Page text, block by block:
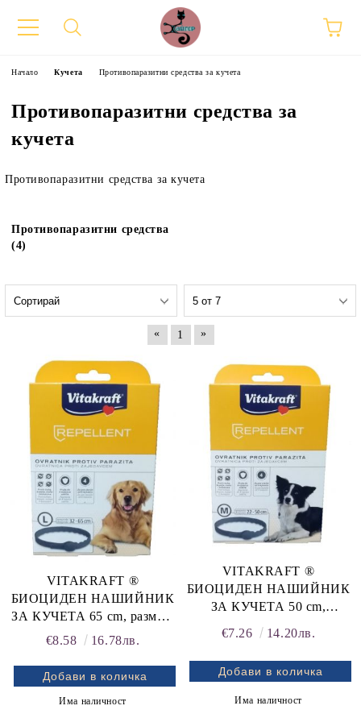
Flatazor,
Начало Кучета Противопаразитни средства за кучета
Противопаразитни средства за
кучета
Противопаразитни средства за кучета
Противопаразитни средства
(4)
« 1 »
VITAKRAFT ®
БИОЦИДЕН НАШИЙНИК
ЗА КУЧЕТА 65 cm, размер:
L РЕПЕЛЕНТНА
КАИШКА ЗА КУЧЕТА ОТ
ЕДРИ ПОРОДИ,
ОБИКОЛКА НА ВРАТА
€8.58 16.78лв.
Има наличност
VITAKRAFT ®
БИОЦИДЕН НАШИЙНИК
ЗА КУЧЕТА 50 cm,
размери: M и SL
подрастващи
РЕПЕЛЕНТНА
ПРОТИВОПАРАЗИТНА
КАИШКА ЗА КУЧЕТА ОТ
€7.26 14.20лв.
Има наличност